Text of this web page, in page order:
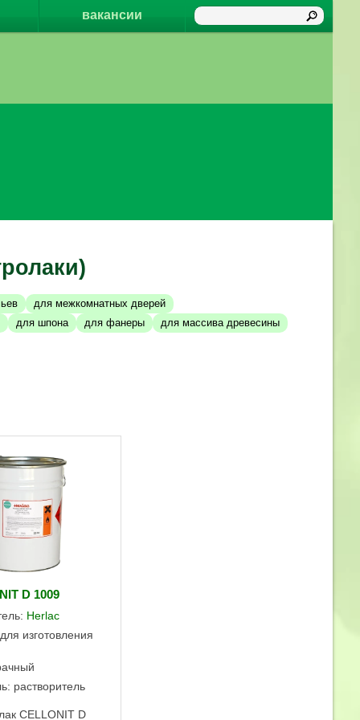
вакансии
для межкомнатных дверей
для шпона для фанеры для массива древесины
D 1009
Herlac
изготовления
растворитель
CELLONIT D